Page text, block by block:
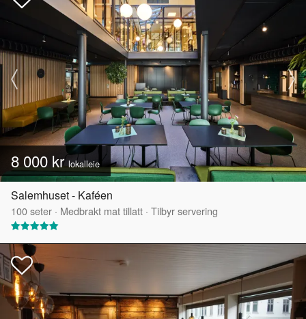
8 000 krlokalleie
Salemhuset - Kaféen
100seter · Medbrakt mat tillatt · Tilbyr servering